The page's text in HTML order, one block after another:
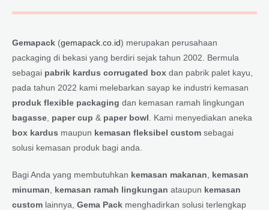
Gemapack (gemapack.co.id) merupakan perusahaan
packaging di bekasi yang berdiri sejak tahun 2002. Bermula
sebagai pabrik kardus corrugated box dan pabrik palet kayu,
pada tahun 2022 kami melebarkan sayap ke industri kemasan
produk flexible packaging dan kemasan ramah lingkungan
bagasse paper cup & paper bowl . Kami menyediakan aneka
box kardus maupun kemasan fleksibel custom sebagai
solusi kemasan produk bagi anda.
Bagi Anda yang membutuhkan kemasan makanan
kemasan
minuman
kemasan ramah lingkungan ataupun kemasan
custom lainnya, Gema Pack menghadirkan solusi terlengkap